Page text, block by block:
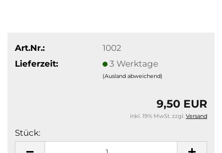
Art.Nr.:
1002
Lieferzeit:
3 Werktage
(Ausland abweichend)
9,50 EUR
inkl. 19% MwSt. zzgl. Versand
Stück: